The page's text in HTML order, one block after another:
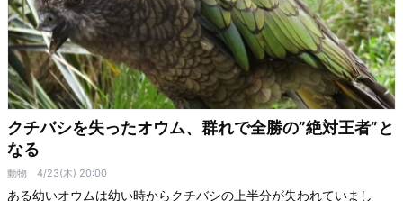
クチバシを失ったオウム、群れで全勝の”絶対王者”と
なる
動物 4/23(木) 20:00
ある幼いオウムは幼い時からクチバシの上半分が失われていまし